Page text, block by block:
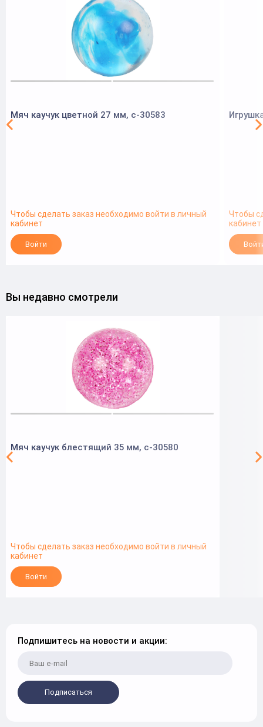
Мяч каучук цветной 27 мм, с-30583
Чтобы сделать заказ необходимо войти в личный
кабинет
Войти
Чтобы
кабинет
Вы недавно смотрели
Мяч каучук блестящий 35 мм, с-30580
Чтобы сделать заказ необходимо войти в личный
кабинет
Войти
Подпишитесь на новости и акции:
Подписаться